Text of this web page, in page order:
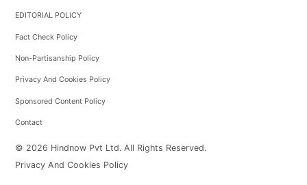
EDITORIAL POLICY
Fact Check Policy
Non-Partisanship Policy
Privacy And Cookies Policy
Sponsored Content Policy
Contact
© 2026 Hindnow Pvt Ltd. All Rights Reserved.
Privacy And Cookies Policy